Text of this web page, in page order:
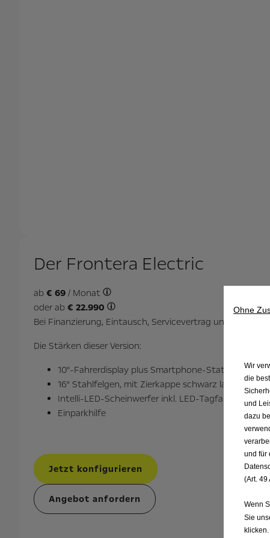
Der Frontera Electric
ab € 69 / Monat
oder ab € 22.990
Bei Finanzierung, Eintausch, Servicevertrag und
Die Stärken dieser Version:
10"-Fahrerdisplay plus Smartphone-Station
16" Stahlfelgen, mit Zierkappe schwarz lackiert
Intelli-LED-Scheinwerfer inkl. LED-Tagfahrlicht,
Einparkhilfe
Jetzt konfigurieren
Angebot anfordern
Ohne
Wir
die
und
dazu
und für
(Art. 49
Wenn
Sie
klicken.